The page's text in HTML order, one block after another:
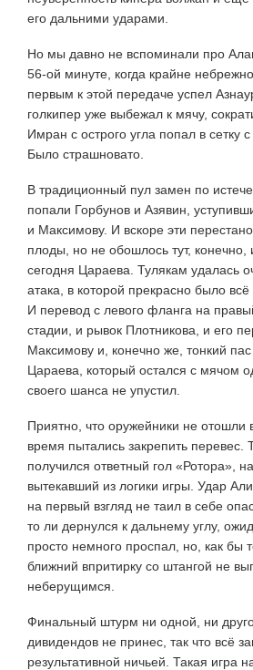
его дальними ударами.
Но мы давно не вспоминали про
56-ой минуте, когда крайне
первым к этой передаче успел
голкипер уже выбежал к мячу,
Имран с острого угла попал в сетку
Было страшновато.
В традиционный пул замен по
попали Горбунов и Азявин,
и Максимову. И вскоре эти
плоды, но не обошлось тут, конечно,
сегодня Цараева. Тулякам удалась
атака, в которой прекрасно было
И перевод с левого фланга на
стадии, и рывок Плотникова, и его
Максимову и, конечно же, тонкий
Цараева, который остался с мячом
своего шанса не упустил.
Приятно, что оружейники не отошли
время пытались закрепить перевес.
получился ответный гол «Ротора»,
вытекавший из логики игры. Удар
на первый взгляд не таил в себе
то ли дернулся к дальнему углу,
просто немного проспал, но, как бы
ближний впритирку со штангой не
неберущимся.
Финальный штурм ни одной, ни
дивидендов не принес, так что всё
результативной ничьей. Такая игра